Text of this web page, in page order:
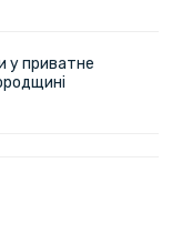
у приватне